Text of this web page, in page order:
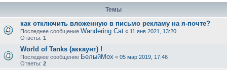
Темы
как отключить вложенную в письмо рекламу на я-почте?
Последнее сообщение Wandering Cat « 11 янв 2021, 13:20
Ответы: 1
World of Tanks (аккаунт) !
Последнее сообщение БелыйМох « 05 мар 2019, 17:46
Ответы: 2